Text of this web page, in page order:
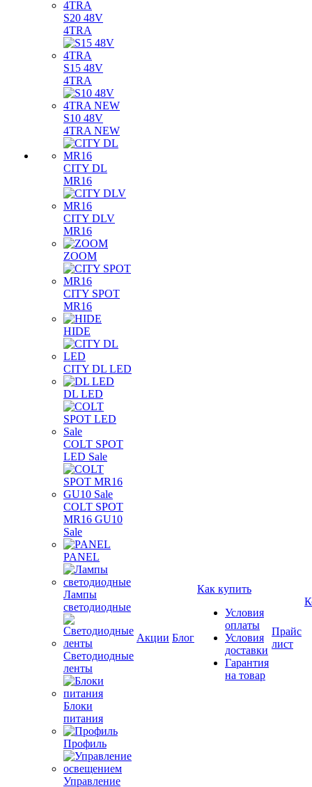
S20 48V
4TRA
S15 48V
4TRA
S10 48V
4TRA NEW
CITY DL
MR16
CITY DLV
MR16
ZOOM
CITY SPOT
MR16
HIDE
CITY DL LED
DL LED
COLT SPOT
LED Sale
COLT SPOT
MR16 GU10
Sale
PANEL
Лампы
светодиодные
Светодиодные
ленты
Блоки
питания
Профиль
Управление
Акции Блог
Как купить
Условия
оплаты
Условия
доставки
Гарантия
на товар
Прайс
лист